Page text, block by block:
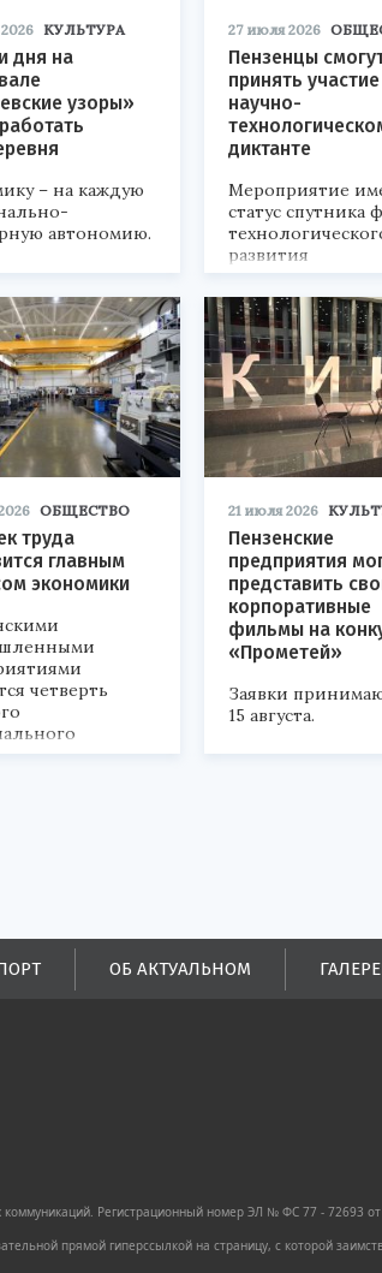
КУЛЬТУРА
дня на
узоры»
– на каждую
автономию.
27 июля 2026
Пензенцы
принять
научно-
диктанте
Мероприятие
статус спутника
развития
«Технопром-
ОБЩЕСТВО
труда
главным
экономики
четверть
и
21 июля 2026
Пензенские
предприятия
представить
корпоративные
фильмы на
«Прометей»
Заявки
15 августа.
ОБ АКТУАЛЬНОМ
Регистрационный номер ЭЛ № ФС 77 - 72693 от
прямой гиперссылкой на страницу, с которой